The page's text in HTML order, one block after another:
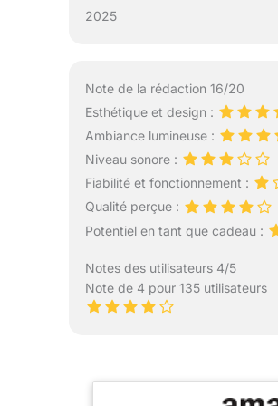
2025
Note de la rédaction 16/20
Esthétique et design :
Ambiance lumineuse :
Niveau sonore :
Fiabilité et fonctionnement :
Qualité perçue :
Potentiel en tant que cadeau :
Notes des utilisateurs 4/5
Note de 4 pour 135 utilisateurs